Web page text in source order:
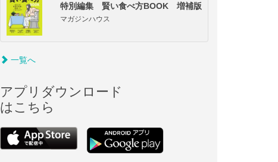
特別編集 賢い食べ方BOOK 増補版
マガジンハウス
一覧へ
アプリダウンロード
はこちら